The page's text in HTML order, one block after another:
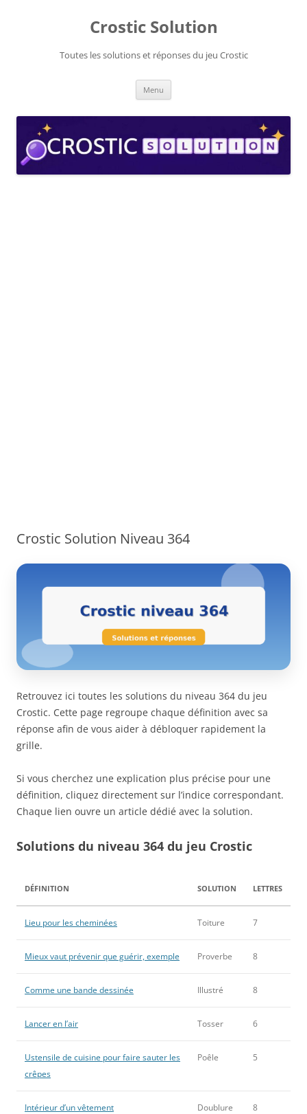
Crostic Solution
Toutes les solutions et réponses du jeu Crostic
Menu
Crostic Solution Niveau 364
Retrouvez ici toutes les solutions du niveau 364 du jeu
Crostic. Cette page regroupe chaque définition avec sa
réponse afin de vous aider à débloquer rapidement la
grille.
Si vous cherchez une explication plus précise pour une
définition, cliquez directement sur l’indice correspondant.
Chaque lien ouvre un article dédié avec la solution.
Solutions du niveau 364 du jeu Crostic
DÉFINITION SOLUTION LETTRES
Lieu pour les cheminées Toiture 7
Mieux vaut prévenir que guérir, exemple Proverbe 8
Comme une bande dessinée Illustré 8
Lancer en l’air Tosser 6
Ustensile de cuisine pour faire sauter les
crêpes
Poêle 5
Intérieur d’un vêtement Doublure 8